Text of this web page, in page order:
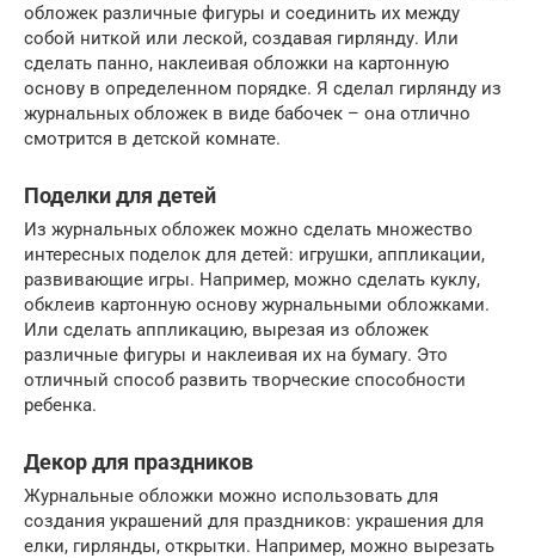
обложек различные фигуры и соединить их между
собой ниткой или леской, создавая гирлянду. Или
сделать панно, наклеивая обложки на картонную
основу в определенном порядке. Я сделал гирлянду из
журнальных обложек в виде бабочек – она отлично
смотрится в детской комнате.
Поделки для детей
Из журнальных обложек можно сделать множество
интересных поделок для детей: игрушки, аппликации,
развивающие игры. Например, можно сделать куклу,
обклеив картонную основу журнальными обложками.
Или сделать аппликацию, вырезая из обложек
различные фигуры и наклеивая их на бумагу. Это
отличный способ развить творческие способности
ребенка.
Декор для праздников
Журнальные обложки можно использовать для
создания украшений для праздников: украшения для
елки, гирлянды, открытки. Например, можно вырезать